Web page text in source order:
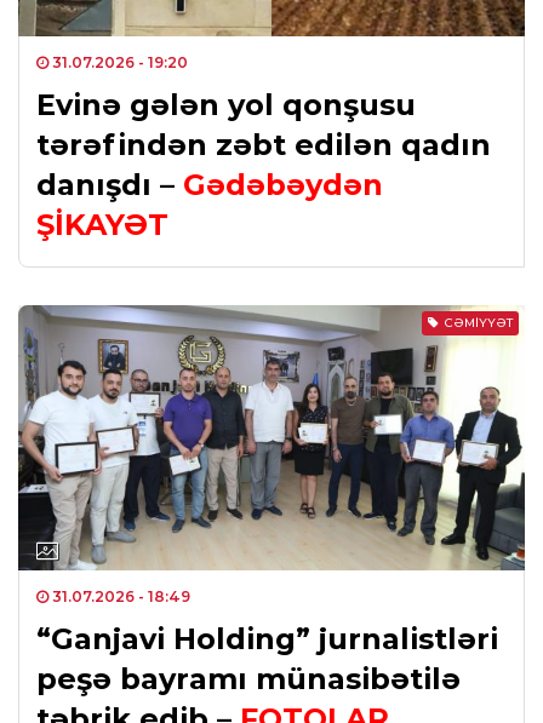
31.07.2026 - 19:20
Evinə gələn yol qonşusu
tərəfindən zəbt edilən qadın
danışdı – Gədəbəydən
ŞİKAYƏT
CƏMIYYƏT
31.07.2026 - 18:49
“Ganjavi Holding” jurnalistləri
peşə bayramı münasibətilə